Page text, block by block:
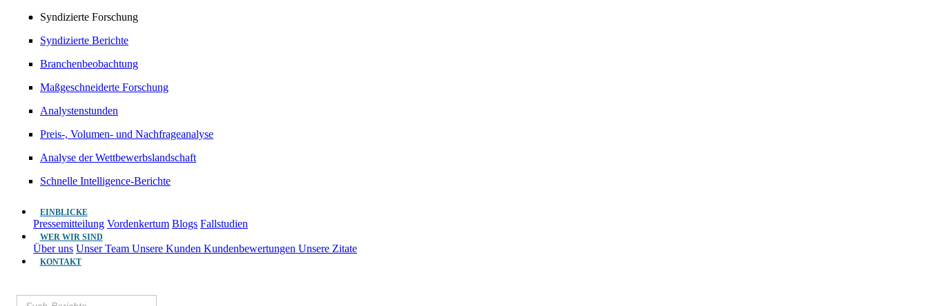
Syndizierte Forschung
Syndizierte Berichte
Branchenbeobachtung
Maßgeschneiderte Forschung
Analystenstunden
Preis-, Volumen- und Nachfrageanalyse
Analyse der Wettbewerbslandschaft
Schnelle Intelligence-Berichte
EINBLICKE
Pressemitteilung Vordenkertum Blogs Fallstudien
WER WIR SIND
Über uns Unser Team Unsere Kunden Kundenbewertungen Unsere Zitate
KONTAKT